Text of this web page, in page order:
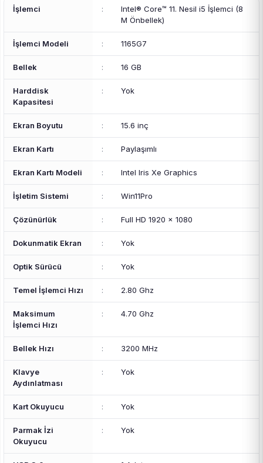
İşlemci
:
Intel® Core™ 11. Nesil i5 İşlemci (8
M Önbellek)
İşlemci Modeli : 1165G7
Bellek : 16 GB
Harddisk
Kapasitesi
: Yok
Ekran Boyutu : 15.6 inç
Ekran Kartı : Paylaşımlı
Ekran Kartı Modeli : Intel Iris Xe Graphics
İşletim Sistemi : Win11Pro
Çözünürlük : Full HD 1920 x 1080
Dokunmatik Ekran : Yok
Optik Sürücü : Yok
Temel İşlemci Hızı : 2.80 Ghz
Maksimum
İşlemci Hızı
: 4.70 Ghz
Bellek Hızı : 3200 MHz
Klavye
Aydınlatması
: Yok
Kart Okuyucu : Yok
Parmak İzi
Okuyucu
: Yok